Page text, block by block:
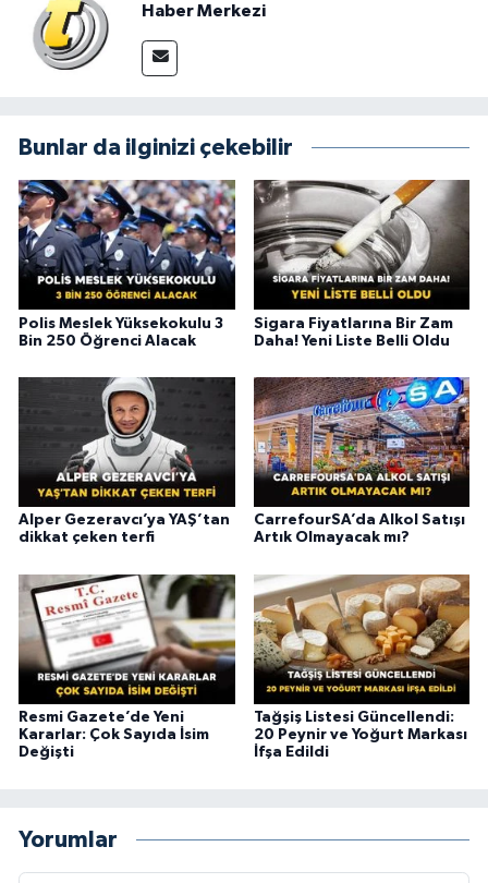
Haber Merkezi
Bunlar da ilginizi çekebilir
Polis Meslek Yüksekokulu 3
Bin 250 Öğrenci Alacak
Sigara Fiyatlarına Bir Zam
Daha! Yeni Liste Belli Oldu
Alper Gezeravcı’ya YAŞ’tan
dikkat çeken terfi
CarrefourSA’da Alkol Satışı
Artık Olmayacak mı?
Resmi Gazete’de Yeni
Kararlar: Çok Sayıda İsim
Değişti
Tağşiş Listesi Güncellendi:
20 Peynir ve Yoğurt Markası
İfşa Edildi
Yorumlar